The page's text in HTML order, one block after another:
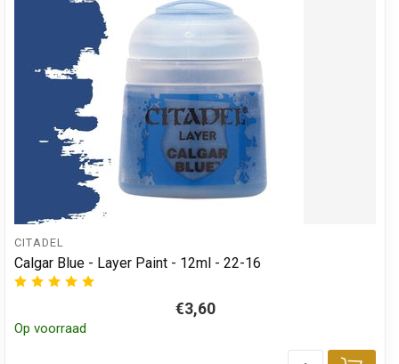
CITADEL
Calgar Blue - Layer Paint - 12ml - 22-16
€3,60
Op voorraad